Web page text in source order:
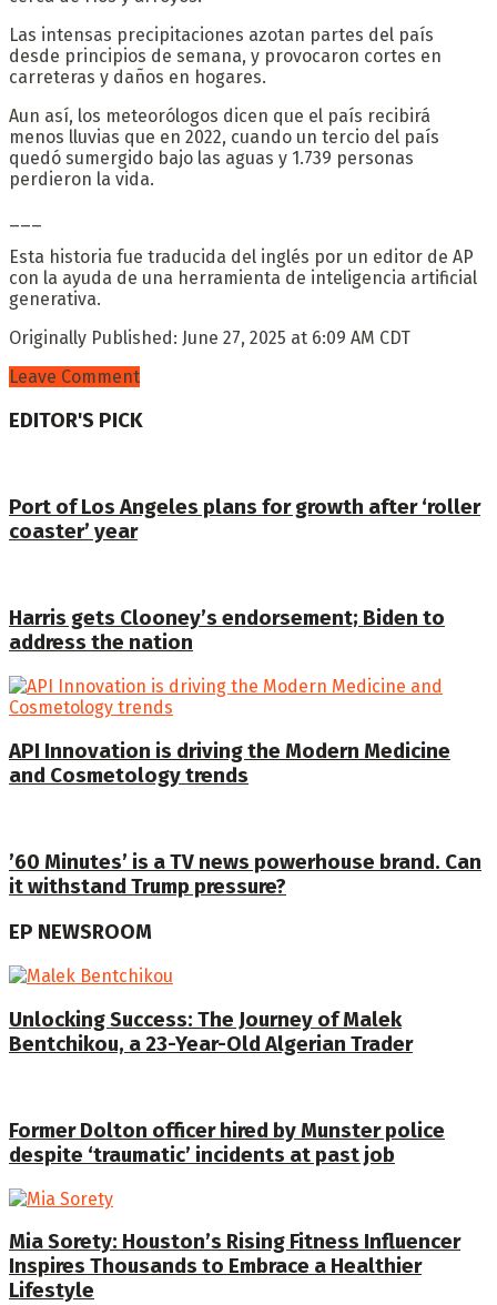
Las intensas precipitaciones azotan partes del país
desde principios de semana, y provocaron cortes en
carreteras y daños en hogares.
Aun así, los meteorólogos dicen que el país recibirá
menos lluvias que en 2022, cuando un tercio del país
quedó sumergido bajo las aguas y 1.739 personas
perdieron la vida.
Esta historia fue traducida del inglés por un editor de AP
con la ayuda de una herramienta de inteligencia artificial
generativa.
Originally Published: June 27, 2025 at 6:09 AM CDT
Leave Comment
EDITOR'S PICK
Port of Los Angeles plans for growth after ‘roller
coaster’ year
Harris gets Clooney’s endorsement; Biden to
address the nation
API Innovation is driving the Modern Medicine
and Cosmetology trends
’60 Minutes’ is a TV news powerhouse brand. Can
it withstand Trump pressure?
EP NEWSROOM
Unlocking Success: The Journey of Malek
Bentchikou, a 23-Year-Old Algerian Trader
Former Dolton officer hired by Munster police
despite ‘traumatic’ incidents at past job
Mia Sorety: Houston’s Rising Fitness Influencer
Inspires Thousands to Embrace a Healthier
Lifestyle